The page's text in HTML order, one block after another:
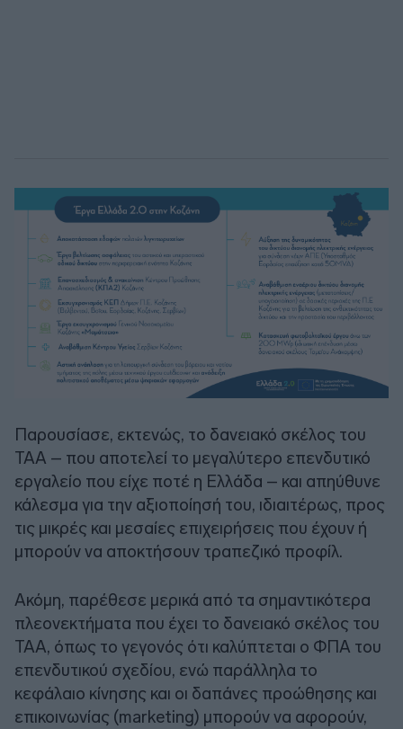
Παρουσίασε, εκτενώς, το δανειακό σκέλος του
ΤΑΑ – που αποτελεί το μεγαλύτερο επενδυτικό
εργαλείο που είχε ποτέ η Ελλάδα – και απηύθυνε
κάλεσμα για την αξιοποίησή του, ιδιαιτέρως, προς
τις μικρές και μεσαίες επιχειρήσεις που έχουν ή
μπορούν να αποκτήσουν τραπεζικό προφίλ.
Ακόμη, παρέθεσε μερικά από τα σημαντικότερα
πλεονεκτήματα που έχει το δανειακό σκέλος του
ΤΑΑ, όπως το γεγονός ότι καλύπτεται ο ΦΠΑ του
επενδυτικού σχεδίου, ενώ παράλληλα το
κεφάλαιο κίνησης και οι δαπάνες προώθησης και
επικοινωνίας (marketing) μπορούν να αφορούν,